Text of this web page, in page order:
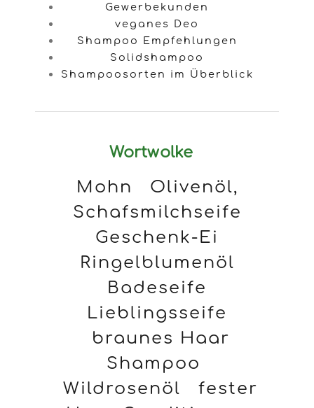
Gewerbekunden
veganes Deo
Shampoo Empfehlungen
Solidshampoo
Shampoosorten im Überblick
Wortwolke
Mohn
Olivenöl,
Schafsmilchseife
Geschenk-Ei
Ringelblumenöl
Badeseife
Lieblingsseife
braunes Haar
Shampoo
Wildrosenöl
fester